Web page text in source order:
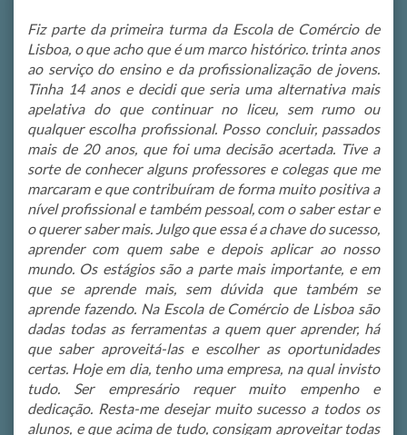
Fiz parte da primeira turma da Escola de Comércio de
Lisboa, o que acho que é um marco histórico. trinta anos
ao serviço do ensino e da profissionalização de jovens.
Tinha 14 anos e decidi que seria uma alternativa mais
apelativa do que continuar no liceu, sem rumo ou
qualquer escolha profissional. Posso concluir, passados
mais de 20 anos, que foi uma decisão acertada. Tive a
sorte de conhecer alguns professores e colegas que me
marcaram e que contribuíram de forma muito positiva a
nível profissional e também pessoal, com o saber estar e
o querer saber mais. Julgo que essa é a chave do sucesso,
aprender com quem sabe e depois aplicar ao nosso
mundo. Os estágios são a parte mais importante, e em
que se aprende mais, sem dúvida que também se
aprende fazendo. Na Escola de Comércio de Lisboa são
dadas todas as ferramentas a quem quer aprender, há
que saber aproveitá-las e escolher as oportunidades
certas. Hoje em dia, tenho uma empresa, na qual invisto
tudo. Ser empresário requer muito empenho e
dedicação. Resta-me desejar muito sucesso a todos os
alunos, e que acima de tudo, consigam aproveitar todas